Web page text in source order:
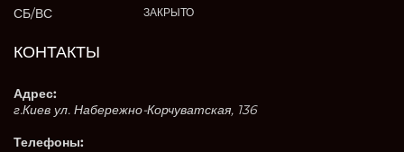
СБ/ВС ЗАКРЫТО
КОНТАКТЫ
Адрес:
г.Киев ул. Набережно-Корчуватская, 136
Телефоны: